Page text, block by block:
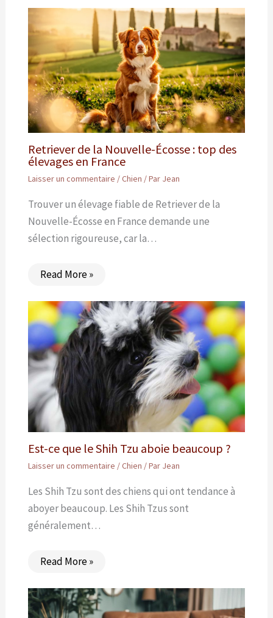
Retriever de la Nouvelle-Écosse : top des
élevages en France
Laisser un commentaire /Chien / Par Jean
Trouver un élevage fiable de Retriever de la
Nouvelle-Écosse en France demande une
sélection rigoureuse, car la…
Read More »
Est-ce que le Shih Tzu aboie beaucoup ?
Laisser un commentaire /Chien / Par Jean
Les Shih Tzu sont des chiens qui ont tendance à
aboyer beaucoup. Les Shih Tzus sont
généralement…
Read More »